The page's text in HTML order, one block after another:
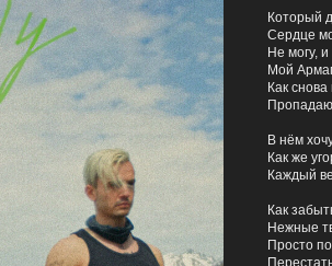
Который
Сердце
Не могу,
Мой
Как
В нём
Как же
Каждый
Как
Нежные
Просто